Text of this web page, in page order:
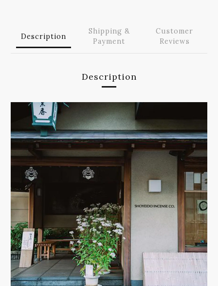
Description
Shipping &
Payment
Customer
Reviews
Description